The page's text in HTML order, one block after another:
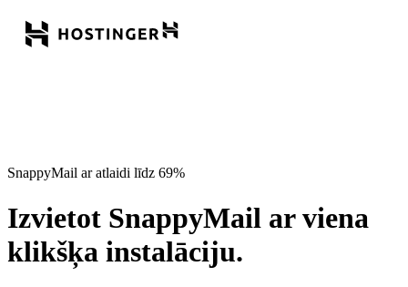
SnappyMail ar atlaidi līdz 69%
Izvietot SnappyMail ar viena
klikšķa instalāciju.